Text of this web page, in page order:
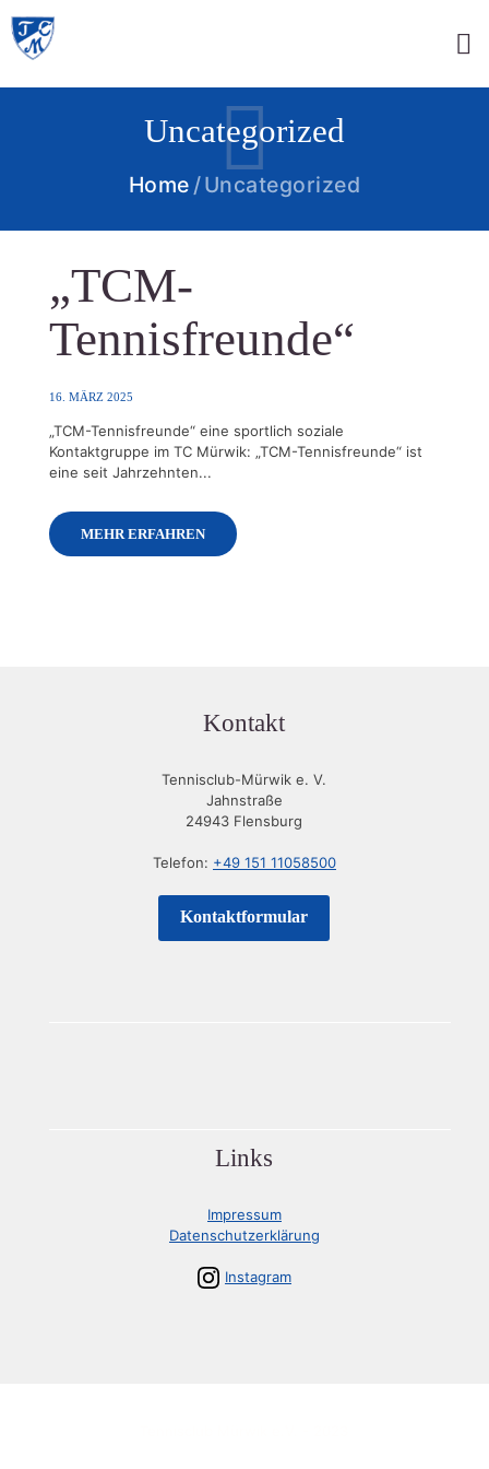
Uncategorized
Home Uncategorized
„TCM-
Tennisfreunde“
16. MÄRZ 2025
„TCM-Tennisfreunde“ eine sportlich soziale
Kontaktgruppe im TC Mürwik: „TCM-Tennisfreunde“ ist
eine seit Jahrzehnten...
MEHR ERFAHREN
Kontakt
Tennisclub-Mürwik e. V.
Jahnstraße
24943 Flensburg
Telefon: +49 151 11058500
Kontaktformular
Links
Impressum
Datenschutzerklärung
Instagram